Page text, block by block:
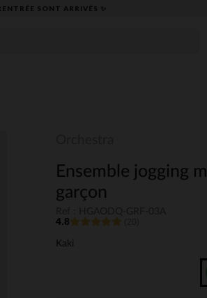
SONT ARRIVÉS ✨
Ensemble jogging
garçon
4.8
Kaki